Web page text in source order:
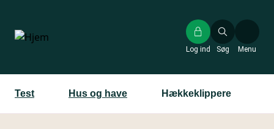
hovedindhold
Søg
Log ind Menu
Test Hus og have Hækkeklippere